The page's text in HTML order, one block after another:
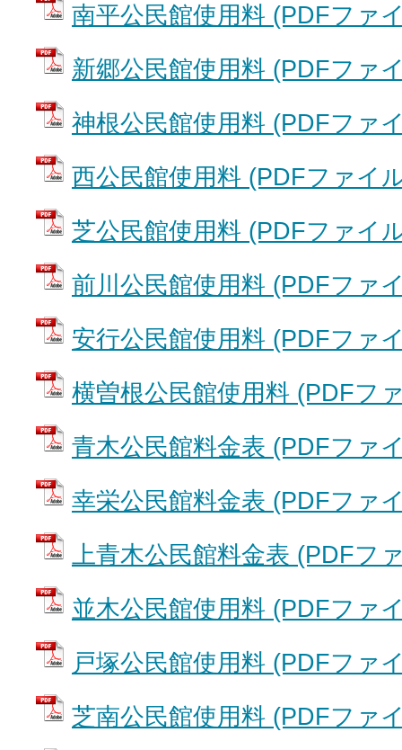
南平公民館使用料 (PDFファ
新郷公民館使用料 (PDFファ
神根公民館使用料 (PDFファ
西公民館使用料 (PDFファイ
芝公民館使用料 (PDFファイ
前川公民館使用料 (PDFファ
安行公民館使用料 (PDFファ
横曽根公民館使用料 (PDFフ
青木公民館料金表 (PDFファ
幸栄公民館料金表 (PDFファ
上青木公民館料金表 (PDFフ
並木公民館使用料 (PDFファ
戸塚公民館使用料 (PDFファ
芝南公民館使用料 (PDFファ